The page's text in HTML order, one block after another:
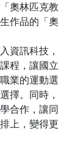
奧林匹克教
作品的「奧
資訊科技，
程，讓國立
業的運動選
擇。同時，
合作，讓同
上，變得更